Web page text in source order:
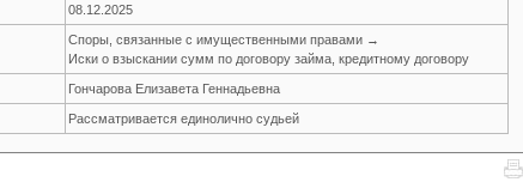
08.12.2025
Споры, связанные с имущественными правами →
Иски о взыскании сумм по договору займа, кредитному договору
Гончарова Елизавета Геннадьевна
Рассматривается единолично судьей